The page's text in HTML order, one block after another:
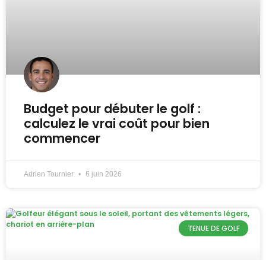
Budget pour débuter le golf :
calculez le vrai coût pour bien
commencer
Adrien Tournier 6 juin 2026
TENUE DE GOLF